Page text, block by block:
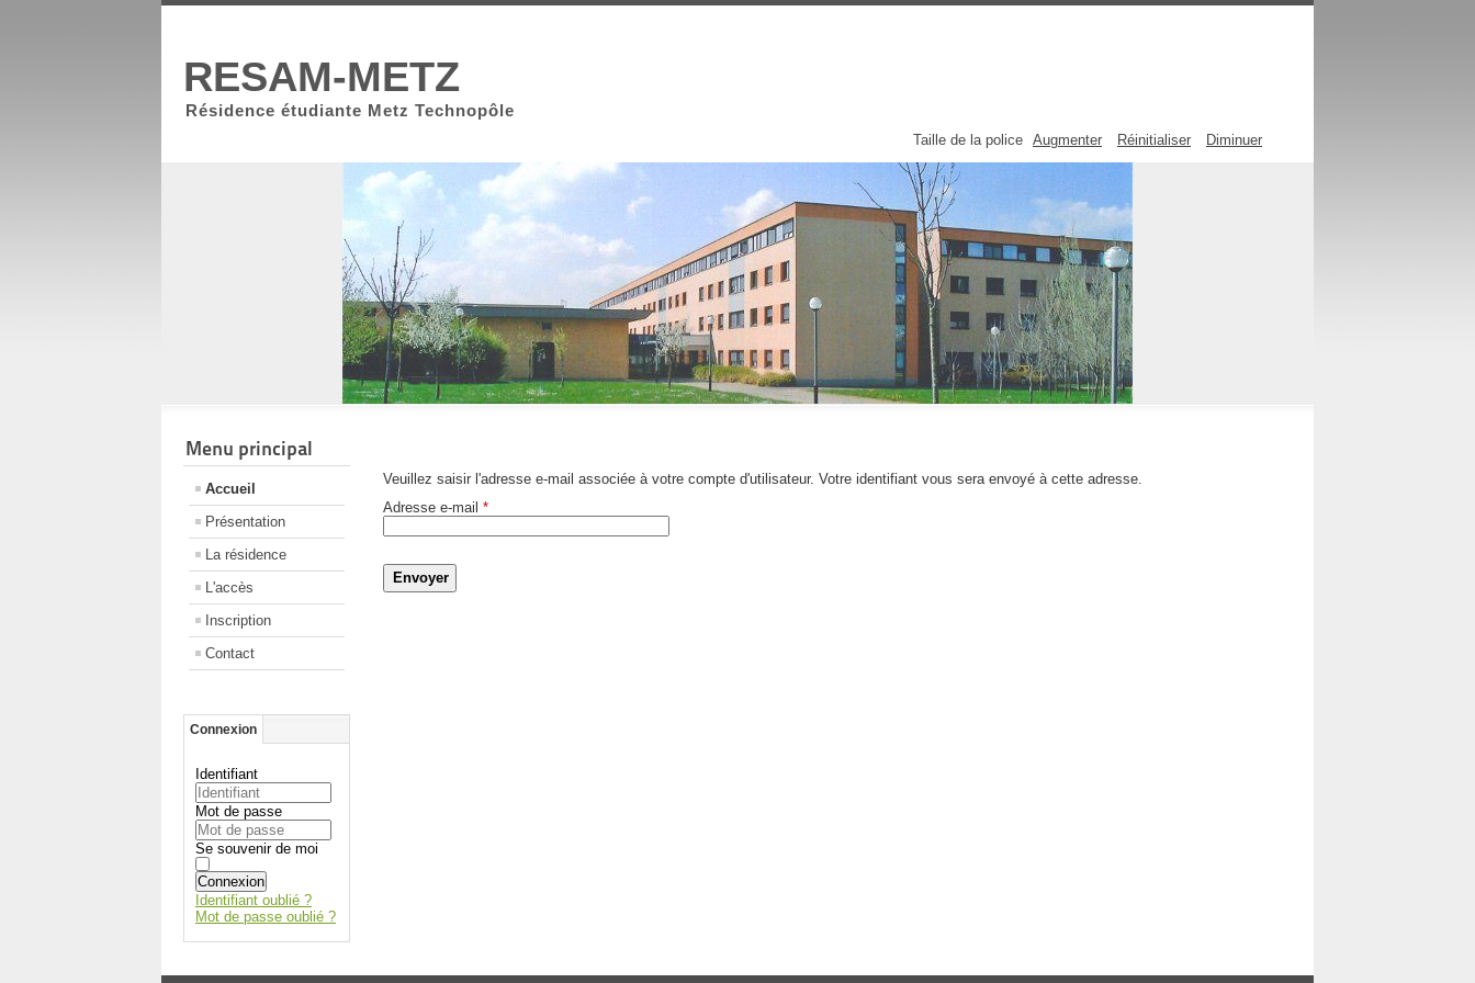
RESAM-METZ
Résidence étudiante Metz Technopôle
Taille de la police Augmenter Réinitialiser Diminuer
Menu principal
Accueil
Présentation
La résidence
L'accès
Inscription
Contact
Connexion
Identifiant
Mot de passe
Se souvenir de moi
Connexion
Identifiant oublié ?
Mot de passe oublié ?
Veuillez saisir l'adresse e-mail associée à votre compte d'utilisateur. Votre identifiant vous sera envoyé à cette adresse.
Adresse e-mail *
Envoyer